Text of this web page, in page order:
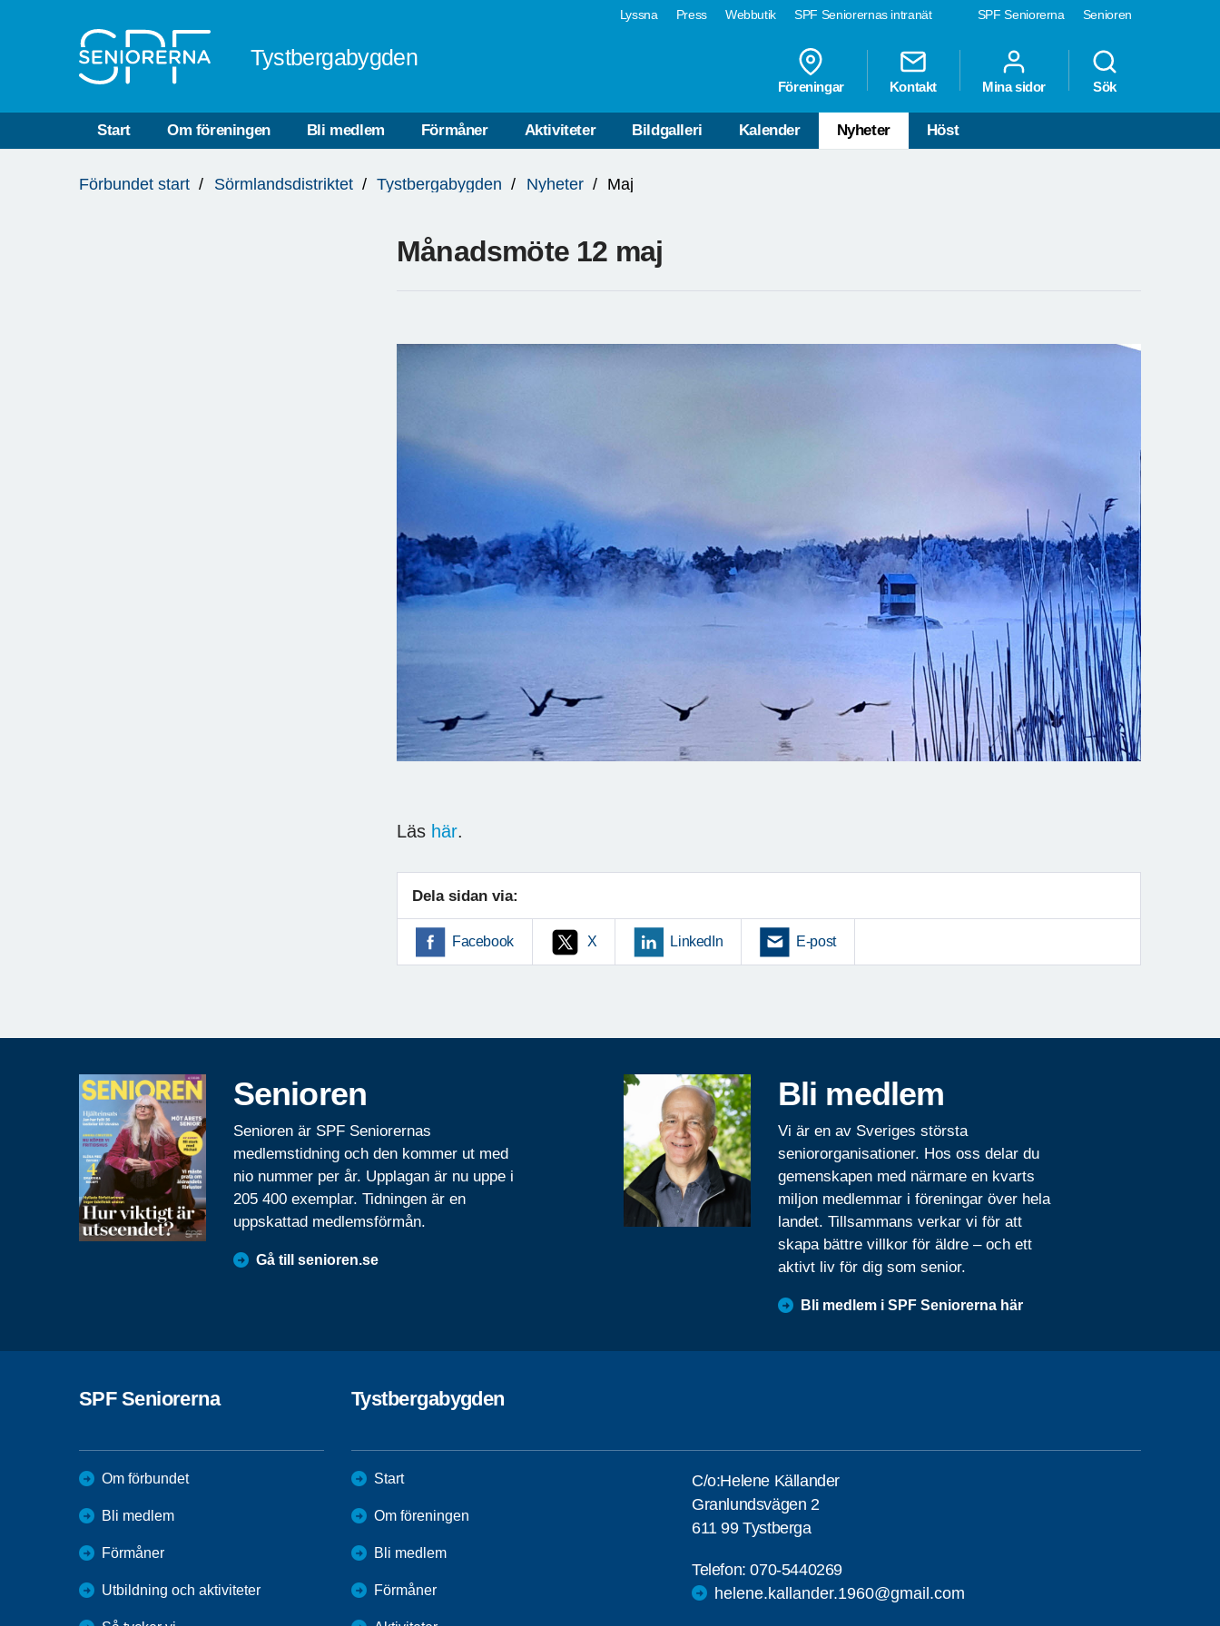
SPF Seniorerna Senioren
Lyssna Press Webbutik SPF Seniorernas intranät
Tystbergabygden
Föreningar Kontakt Mina sidor Sök
Start Om föreningen Bli medlem Förmåner Aktiviteter Bildgalleri Kalender Nyheter Höst
är
Förbundet start Sörmlandsdistriktet Tystbergabygden Nyheter Maj
Månadsmöte 12 maj
Läs här.
Dela sidan via:
Facebook X LinkedIn E-post
Senioren
Senioren är SPF Seniorernas
medlemstidning och den kommer ut med
nio nummer per år. Upplagan är nu uppe i
205 400 exemplar. Tidningen är en
uppskattad medlemsförmån.
Gå till senioren.se
Bli medlem
Vi är en av Sveriges största
seniororganisationer. Hos oss delar du
gemenskapen med närmare en kvarts
miljon medlemmar i föreningar över hela
landet. Tillsammans verkar vi för att
skapa bättre villkor för äldre – och ett
aktivt liv för dig som senior.
Bli medlem i SPF Seniorerna här
SPF Seniorerna
Om förbundet
Bli medlem
Förmåner
Utbildning och aktiviteter
Tystbergabygden
Start
Om föreningen
Bli medlem
Förmåner
C/o:Helene Källander
Granlundsvägen 2
611 99 Tystberga
Telefon:070-5440269
helene.kallander.1960@gmail.com